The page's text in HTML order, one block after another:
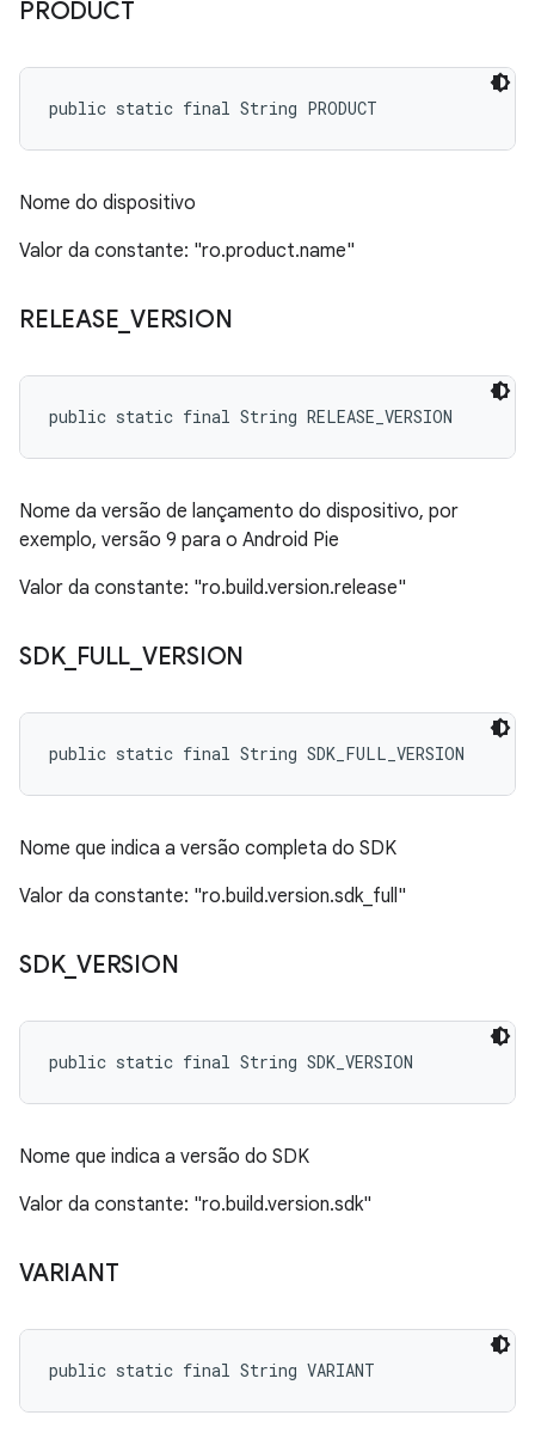
PRODUCT
public static final String PRODUCT
Nome do dispositivo
Valor da constante: "ro.product.name"
RELEASE VERSION
public static final String RELEASE_VERSION
Nome da versão de lançamento do dispositivo, por
exemplo, versão 9 para o Android Pie
Valor da constante: "ro.build.version.release"
SDK_ FULL VERSION
public static final String SDK_FULL_VERSION
Nome que indica a versão completa do SDK
Valor da constante: "ro.build.version.sdk_full"
SDK_ VERSION
public static final String SDK_VERSION
Nome que indica a versão do SDK
Valor da constante: "ro.build.version.sdk"
VARIANT
public static final String VARIANT